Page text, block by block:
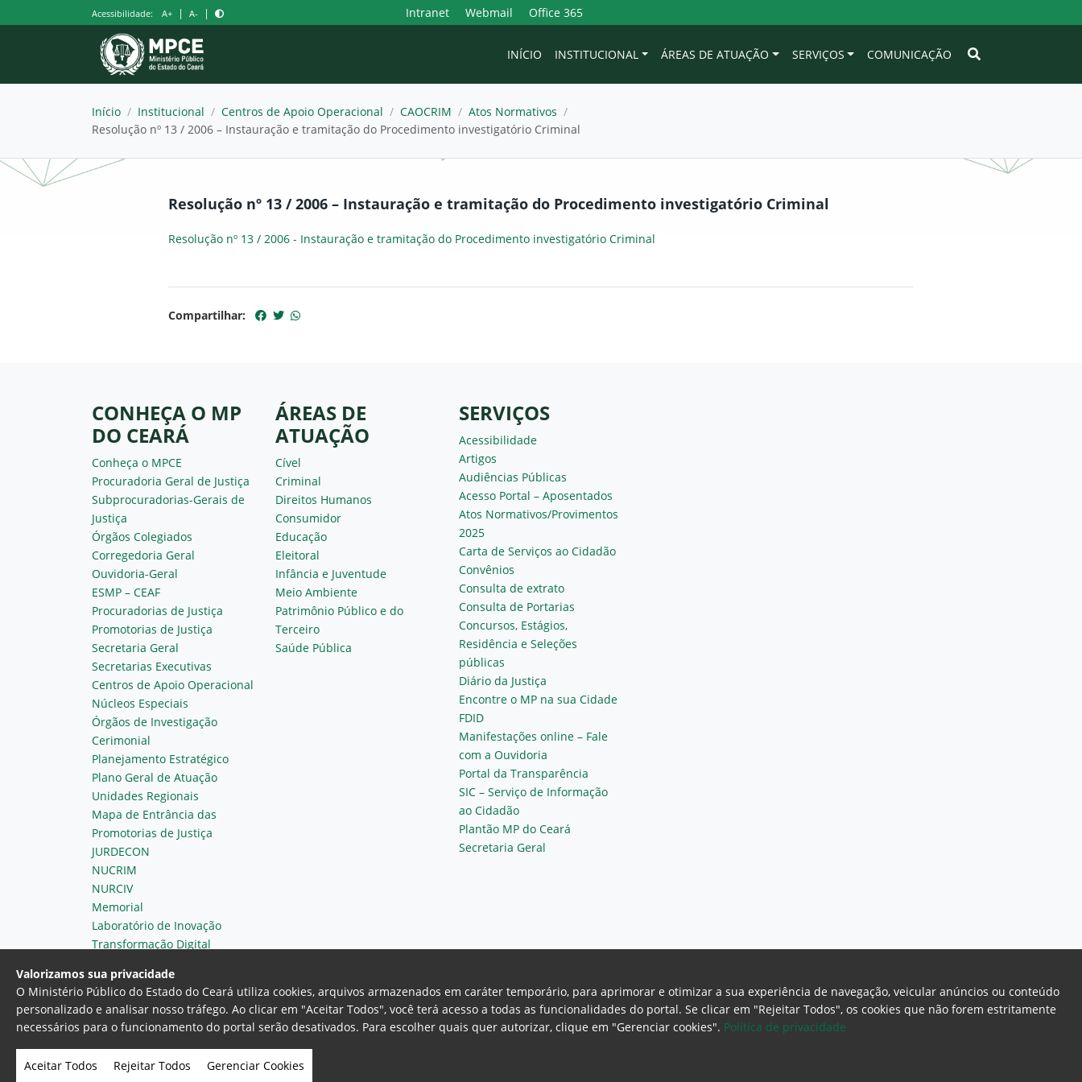
para
Acessibilidade: A+ | A- | Intranet Webmail Office 365
INÍCIO INSTITUCIONAL ÁREAS DE ATUAÇÃO SERVIÇOS COMUNICAÇÃO
Início / Institucional / Centros de Apoio Operacional / CAOCRIM / Atos Normativos /
Resolução nº 13 / 2006 – Instauração e tramitação do Procedimento investigatório Criminal
Resolução nº 13 / 2006 – Instauração e tramitação do Procedimento investigatório Criminal
Resolução nº 13 / 2006 - Instauração e tramitação do Procedimento investigatório Criminal
Compartilhar:
CONHEÇA O MP
DO CEARÁ
Conheça o MPCE
Procuradoria Geral de Justiça
Subprocuradorias-Gerais de
Justiça
Órgãos Colegiados
Corregedoria Geral
Ouvidoria-Geral
ESMP – CEAF
Procuradorias de Justiça
Promotorias de Justiça
Secretaria Geral
Secretarias Executivas
Centros de Apoio Operacional
Núcleos Especiais
Órgãos de Investigação
Cerimonial
Planejamento Estratégico
Plano Geral de Atuação
Unidades Regionais
Mapa de Entrância das
Promotorias de Justiça
JURDECON
NUCRIM
NURCIV
Memorial
Laboratório de Inovação
Transformação Digital
ÁREAS DE
ATUAÇÃO
Cível
Criminal
Direitos Humanos
Consumidor
Educação
Eleitoral
Infância e Juventude
Meio Ambiente
Patrimônio Público e do
Terceiro
Saúde Pública
SERVIÇOS
Acessibilidade
Artigos
Audiências Públicas
Acesso Portal – Aposentados
Atos Normativos/Provimentos
2025
Carta de Serviços ao Cidadão
Convênios
Consulta de extrato
Consulta de Portarias
Concursos, Estágios,
Residência e Seleções
públicas
Diário da Justiça
Encontre o MP na sua Cidade
FDID
Manifestações online – Fale
com a Ouvidoria
Portal da Transparência
SIC – Serviço de Informação
ao Cidadão
Plantão MP do Ceará
Secretaria Geral
Ministério Público do Estado do Ceará Procuradoria Geral de Justiça
Av. Gen. Afonso Albuquerque Lima, 130 - Cambeba - CEP: 60.822-325
- Fortaleza, Ceará. Brasil
Valorizamos sua privacidade
O Ministério Público do Estado do Ceará utiliza cookies, arquivos armazenados em caráter temporário, para aprimorar e otimizar a sua experiência de navegação, veicular anúncios ou conteúdo
personalizado e analisar nosso tráfego. Ao clicar em "Aceitar Todos", você terá acesso a todas as funcionalidades do portal. Se clicar em "Rejeitar Todos", os cookies que não forem estritamente
necessários para o funcionamento do portal serão desativados. Para escolher quais quer autorizar, clique em "Gerenciar cookies". Politica de privacidade
Aceitar Todos Rejeitar Todos Gerenciar Cookies